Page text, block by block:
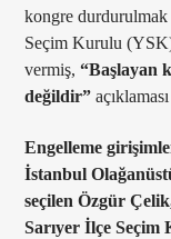
kongre
Seçim Kurulu
vermiş,“Başlayan
değildir”
Engelleme
İstanbul
seçilen Özgür
Sarıyer İlçe Seçim